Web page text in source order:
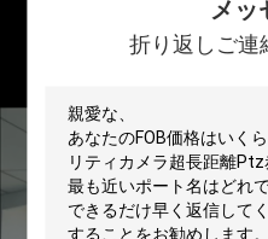
メッ
折り返しご連